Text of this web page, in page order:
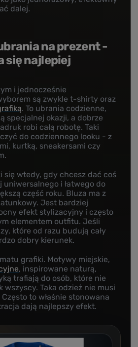
dalej.
na prezent -
się najlepiej
i jednocześnie
są zwykle t-shirty oraz
. To ubrania codzienne,
specjalnej okazji, a dobrze
robi całą robotę. Taki
do codziennego looku - z
kurtką, sneakersami czy
się wtedy, gdy chcesz dać coś
uniwersalnego i łatwego do
część roku. Bluza ma z
Jest bardziej
efekt stylizacyjny i często
elementem outfitu. Jeśli
które od razu budują cały
dobry kierunek.
grafiki. Motywy miejskie,
, inspirowane naturą,
trafiają do osób, które nie
wszyscy. Taka odzież nie musi
to właśnie stonowana
dają najlepszy efekt.